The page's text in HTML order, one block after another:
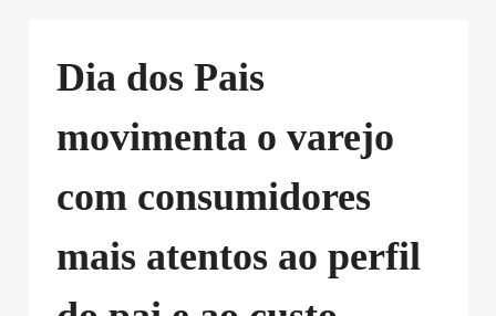
Dia dos Pais
movimenta o varejo
com consumidores
mais atentos ao perfil